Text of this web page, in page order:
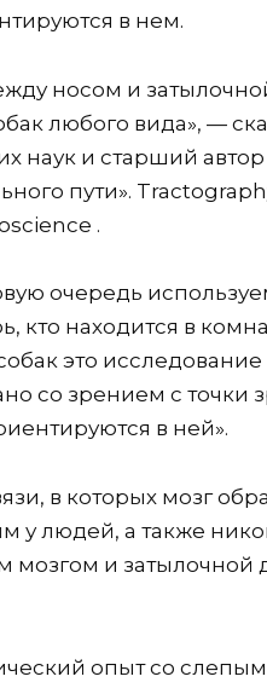
в нем.
носом и
любого вида», —
наук и старший автор
пути».
.
очередь
кто находится в
это
со зрением с точки
в ней».
в которых мозг
у людей, а также
и затылочной
опыт со